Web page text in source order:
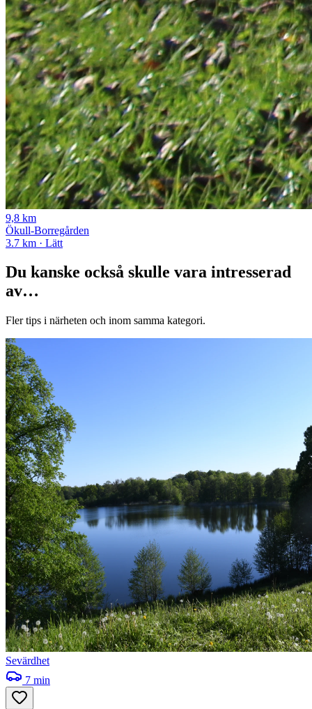
9,8 km
Ökull-Borregården
3.7 km · Lätt
Du kanske också skulle vara intresserad
av…
Fler tips i närheten och inom samma kategori.
Sevärdhet
7 min